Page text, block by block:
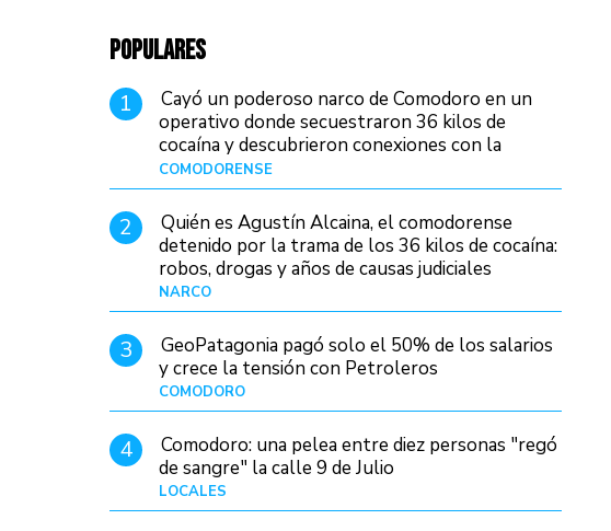
POPULARES
1
Cayó un poderoso narco de Comodoro en un
operativo donde secuestraron 36 kilos de
cocaína y descubrieron conexiones con la
Patagonia
COMODORENSE
2
Quién es Agustín Alcaina, el comodorense
detenido por la trama de los 36 kilos de cocaína:
robos, drogas y años de causas judiciales
NARCO
3
GeoPatagonia pagó solo el 50% de los salarios
y crece la tensión con Petroleros
COMODORO
4
Comodoro: una pelea entre diez personas "regó
de sangre" la calle 9 de Julio
LOCALES